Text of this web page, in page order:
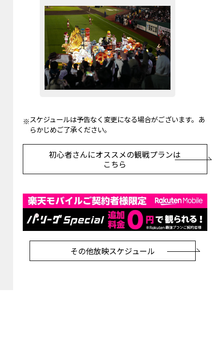
スケジュールは予告なく変更になる場合がございます。あ
らかじめご了承ください。
初心者さんにオススメの観戦プランは
こちら
その他放映スケジュール